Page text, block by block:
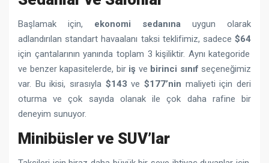
Başlamak için, ekonomi sedanına uygun olarak
adlandırılan standart havaalanı taksi teklifimiz, sadece $64
için çantalarının yanında toplam 3 kişiliktir. Aynı kategoride
ve benzer kapasitelerde, bir iş ve birinci sınıf seçeneğimiz
var. Bu ikisi, sırasıyla $143 ve$177’nin maliyeti için deri
oturma ve çok sayıda olanak ile çok daha rafine bir
deneyim sunuyor.
Minibüsler ve SUV’lar